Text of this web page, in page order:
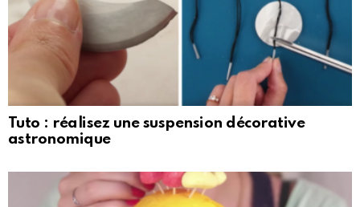
Tuto : réalisez une suspension décorative
astronomique